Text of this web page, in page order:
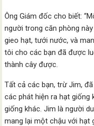
Ông Giám đốc cho biết:
người trong căn phòng
gieo hạt, tưới nước, và
tôi cho các bạn đã được
thành cây được.
Tất cả các bạn, trừ Jim,
các phát hiện ra hạt giống
giống khác. Jim là người
mang lại một chậu với hạt